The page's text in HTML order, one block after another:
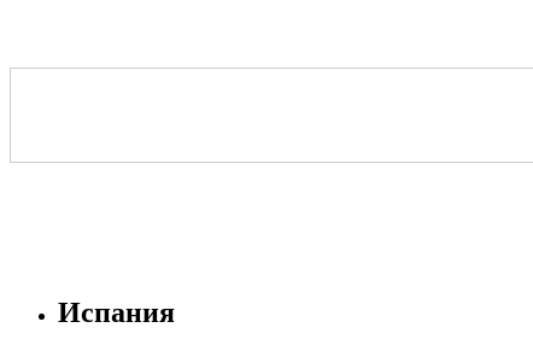
Испания